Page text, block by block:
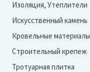
Изоляция, Утеплители
Искусственный камень
Кровельные материалы
Строительный крепеж
Тротуарная плитка